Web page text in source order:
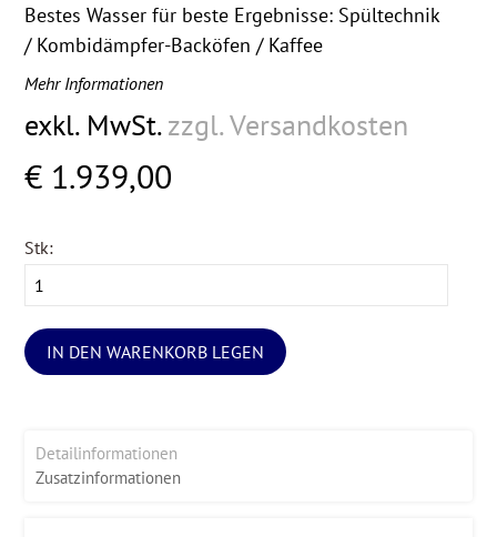
Bestes Wasser für beste Ergebnisse: Spültechnik
/ Kombidämpfer-Backöfen / Kaffee
Mehr Informationen
exkl. MwSt.zzgl. Versandkosten
€ 1.939,00
Stk:
IN DEN WARENKORB LEGEN
Detailinformationen
Zusatzinformationen